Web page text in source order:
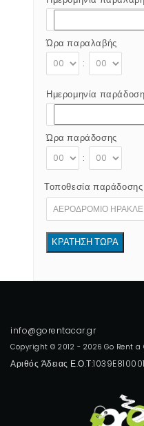
Ώρα παραλαβής
:
Ημερομηνία
Ώρα παράδοσης
:
Τοποθεσία παράδοσης
Copyright © 2012 - 2026 Go Rent a
Αριθός Άδειας